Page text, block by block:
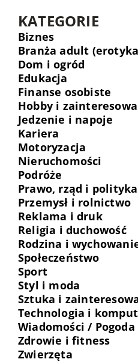
KATEGORIE
Biznes
Branża adult
Dom i ogród
Edukacja
Finanse osobiste
Hobby i
Jedzenie i napoje
Kariera
Motoryzacja
Nieruchomości
Podróże
Prawo, rząd i polityka
Przemysł i rolnictwo
Reklama i druk
Religia i duchowość
Rodzina i
Społeczeństwo
Sport
Styl i moda
Sztuka i
Technologia i
Wiadomości /
Zdrowie i fitness
Zwierzęta